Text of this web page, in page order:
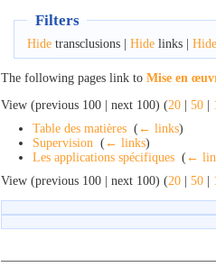
Filters
Hidetransclusions | Hidelinks | Hide
The following pages link to Mise en
View (previous 100 | next 100) (20 | 50 |
Table des matières ( ← links)
Supervision ( ← links)
Les applications spécifiques ( ←
View (previous 100 | next 100) (20 | 50 |